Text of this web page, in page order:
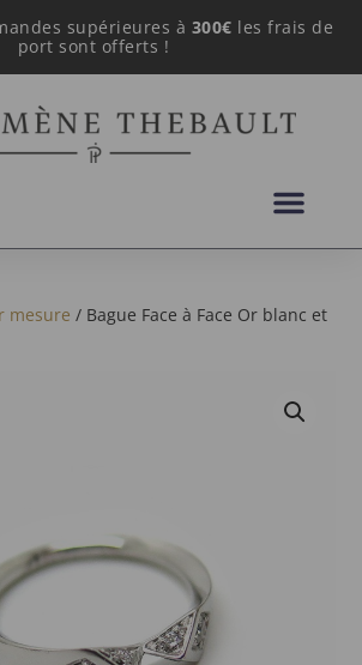
supérieures à 300€ les frais de
port sont offerts !
mesure / Bague Face à Face Or blanc et